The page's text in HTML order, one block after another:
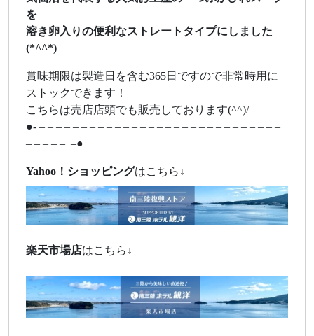
を
溶き卵入りの便利なストレートタイプにしました
(*^^*)
賞味期限は製造日を含む365日ですので非常時用に
ストックできます！
こちらは売店店頭でも販売しております(^^)/
●- – – – – – – – – – – – – – – – – – – – – – – – – – – – – –
– – – – – –●
Yahoo！ショッピングはこちら↓
楽天市場店はこちら↓